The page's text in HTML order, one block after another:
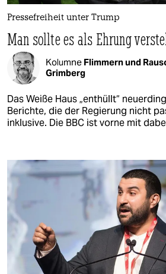
Pressefreiheit unter Trump
Man sollte es als Ehrung
Kolumne Flimmern und
Grimberg
Das Weiße Haus „enthüllt“
Berichte, die der Regierung nicht
inklusive. Die BBC ist vorne mit